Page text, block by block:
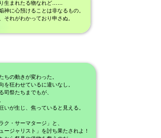
生まれたる物なれど……
神に心預けることは非なるもの。
それがわかっており申さぬ。
ちの動きが変わった。
を狂わせているに違いなし。
司祭たちまでもが、
いが生じ、焦っていると見える。
ク・サーマタージ」と、
ージャリスト」を討ち果たされよ！